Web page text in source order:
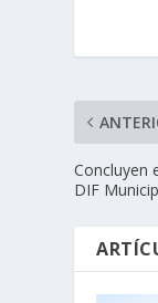
Concluyen
DIF